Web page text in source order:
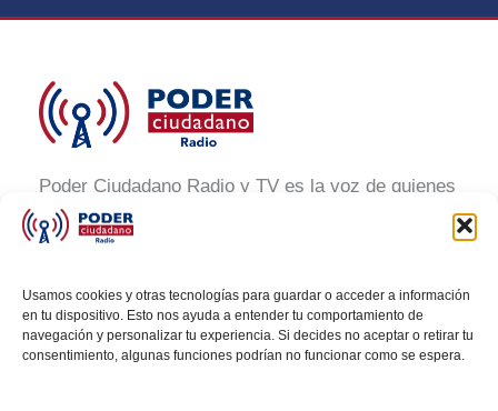
Usamos cookies y otras tecnologías para guardar o acceder a información
en tu dispositivo. Esto nos ayuda a entender tu comportamiento de
navegación y personalizar tu experiencia. Si decides no aceptar o retirar tu
consentimiento, algunas funciones podrían no funcionar como se espera.
Poder Ciudadano Radio y TV es la voz de quienes
buscan un México informado y participativo.
Nuestro compromiso es conectar con la
transformación social a través de noticias claras,
veraces y al alcance de todos.